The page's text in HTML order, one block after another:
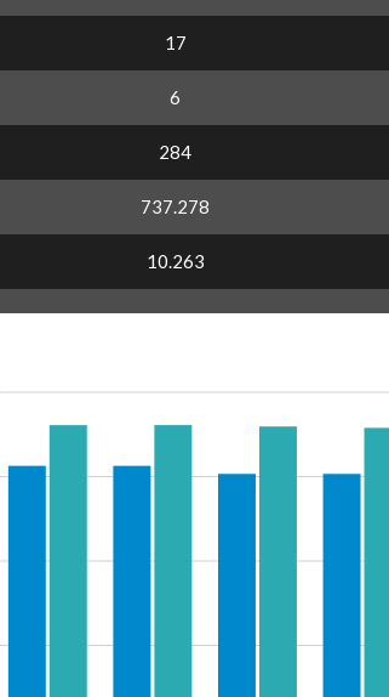
17
6
284
737.278
10.263